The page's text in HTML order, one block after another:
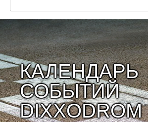
КАЛЕНДАРЬ
СОБЫТИЙ
DIXXODROM